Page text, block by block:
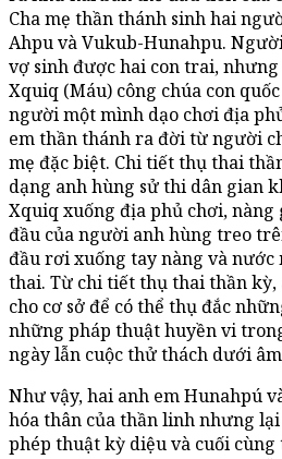
Cha mẹ thần thánh sinh hai
Ahpu và Vukub-Hunahpu.
vợ sinh được hai con trai, nhưng
Xquiq (Máu) công chúa con
người một mình dạo chơi địa
em thần thánh ra đời từ người
mẹ đặc biệt. Chi tiết thụ thai
dạng anh hùng sử thi dân gian
Xquiq xuống địa phủ chơi,
đầu của người anh hùng treo
đầu rơi xuống tay nàng và
thai. Từ chi tiết thụ thai thần kỳ,
cho cơ sở để có thể thụ đắc
những pháp thuật huyền vi
ngày lẫn cuộc thử thách dưới
Như vậy, hai anh em Hunahpú
hóa thân của thần linh nhưng
phép thuật kỳ diệu và cuối